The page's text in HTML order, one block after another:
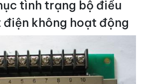
tình trạng bộ điều
không hoạt động